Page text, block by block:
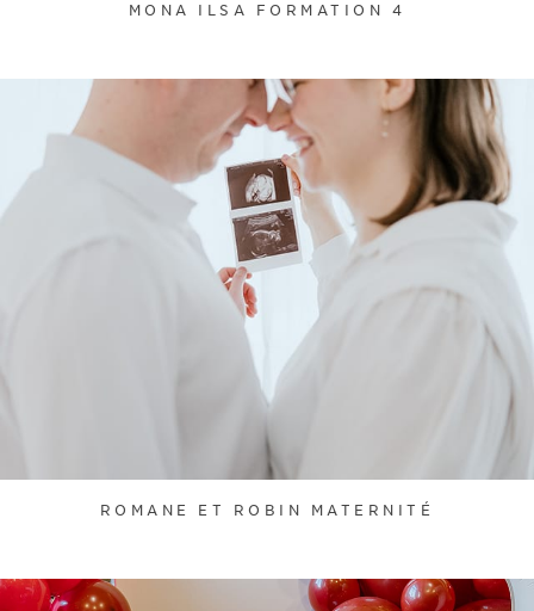
MONA ILSA FORMATION 4
ROMANE ET ROBIN MATERNITÉ